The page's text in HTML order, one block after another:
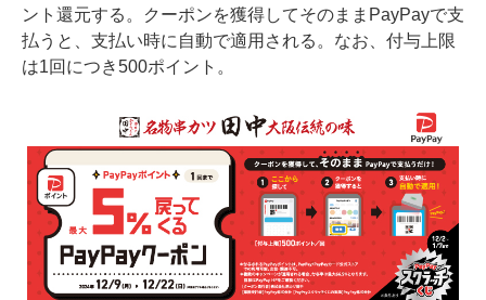
ント還元する。クーポンを獲得してそのままPayPayで支
払うと、支払い時に自動で適用される。なお、付与上限
は1回につき500ポイント。